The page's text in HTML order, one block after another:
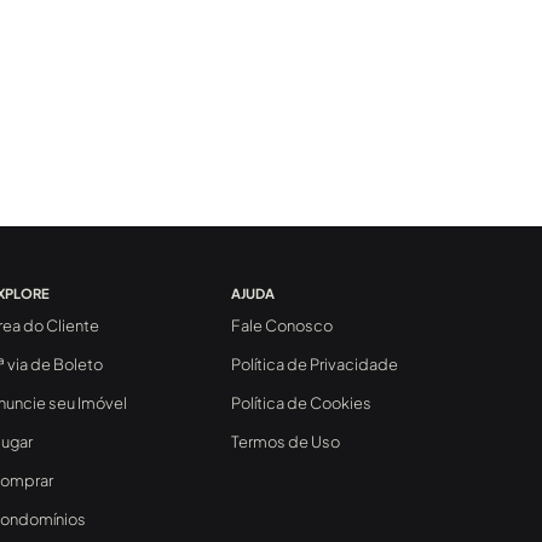
do Cliente
via de Boleto
seu Imóvel
AJUDA
Fale Conosco
Política de Privacidade
Política de Cookies
Termos de Uso